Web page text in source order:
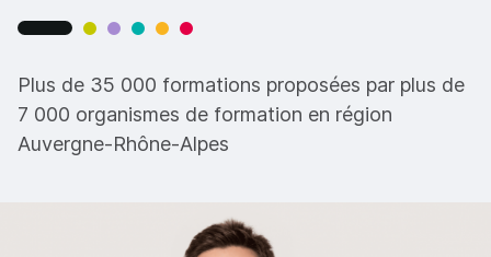
Plus de 35 000 formations proposées par plus de
7 000 organismes de formation en région
Auvergne-Rhône-Alpes